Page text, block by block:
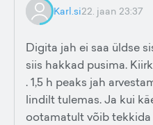
Karl.si22. jaan 23:37
Digita jah ei saa üldse
siis hakkad pusima.
. 1,5 h peaks jah
lindilt tulemas. Ja kui
ootamatult võib tekkida